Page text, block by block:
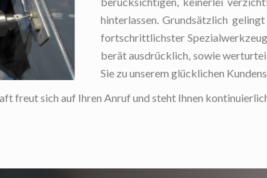
hinterlassen. Grundsätzlich
fortschrittlichster
berät ausdrücklich, sowie
Sie zu unserem glücklichen
freut sich auf Ihren Anruf und steht Ihnen